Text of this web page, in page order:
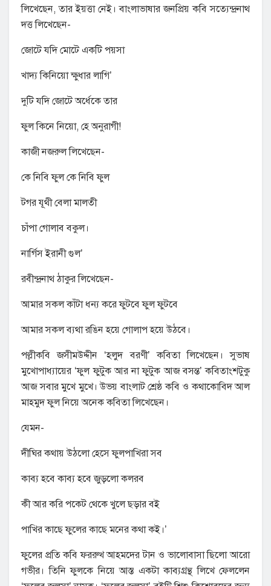
লিখেছেন, তার ইয়ত্তা নেই। বাংলাভাষার জনপ্রিয় কবি সত্যেন্দ্রনাথ
দত্ত লিখেছেন-
জোটে যদি মোটে একটি পয়সা
খাদ্য কিনিয়ো ক্ষুধার লাগি’
দুটি যদি জোটে অর্ধেকে তার
ফুল কিনে নিয়ো, হে অনুরাগী!
কাজী নজরুল লিখেছেন-
কে নিবি ফুল কে নিবি ফুল
টগর যূথী বেলা মালতী
চাঁপা গোলাব বকুল।
নার্গিস ইরানী গুল’
রবীন্দ্রনাথ ঠাকুর লিখেছেন-
আমার সকল কাঁটা ধন্য করে ফুটবে ফুল ফুটবে
আমার সকল ব্যথা রঙিন হয়ে গোলাপ হয়ে উঠবে।
পল্লীকবি জসীমউদ্দীন ‘হলুদ বরণী’ কবিতা লিখেছেন। সুভাষ
মুখোপাধ্যায়ের ‘ফুল ফুটুক আর না ফুটুক আজ বসন্ত’ কবিতাংশটুকু
আজ সবার মুখে মুখে। উভয় বাংলাট শ্রেষ্ঠ কবি ও কথাকোবিদ আল
মাহমুদ ফুল নিয়ে অনেক কবিতা লিখেছেন।
যেমন-
দীঘির কথায় উঠলো হেসে ফুলপাখিরা সব
কাব্য হবে কাব্য হবে জুড়লো কলরব
কী আর করি পকেট থেকে খুলে ছড়ার বই
পাখির কাছে ফুলের কাছে মনের কথা কই।’
ফুলের প্রতি কবি ফররুখ আহমদের টান ও ভালোবাসা ছিলো আরো
গভীর। তিনি ফুলকে নিয়ে আস্ত একটা কাব্যগ্রন্থ লিখে ফেললেন